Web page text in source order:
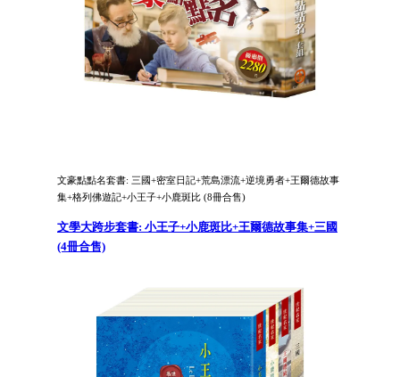
文豪點點名套書: 三國+密室日記+荒島漂流+逆境勇者+王爾德故事
集+格列佛遊記+小王子+小鹿斑比 (8冊合售)
文學大跨步套書: 小王子+小鹿斑比+王爾德故事集+三國
(4冊合售)